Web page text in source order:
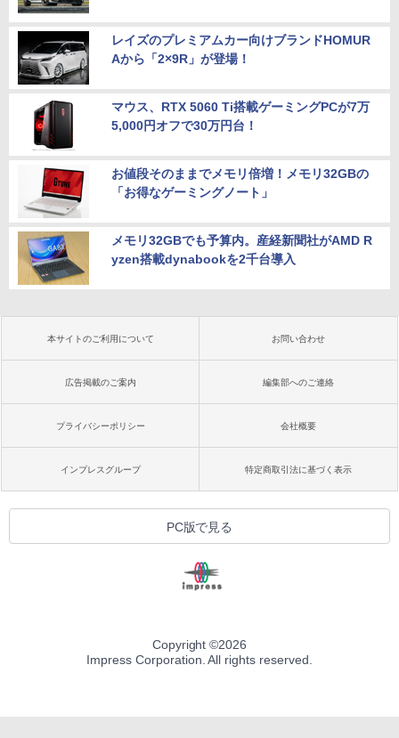
レイズのプレミアムカー向けブランドHOMUR
Aから「2×9R」が登場！
マウス、RTX 5060 Ti搭載ゲーミングPCが7万
5,000円オフで30万円台！
お値段そのままでメモリ倍増！メモリ32GBの
「お得なゲーミングノート」
メモリ32GBでも予算内。産経新聞社がAMD R
yzen搭載dynabookを2千台導入
本サイトのご利用について お問い合わせ
広告掲載のご案内 編集部へのご連絡
プライバシーポリシー 会社概要
インプレスグループ 特定商取引法に基づく表示
PC版で見る
Copyright ©2026
Impress Corporation. All rights reserved.